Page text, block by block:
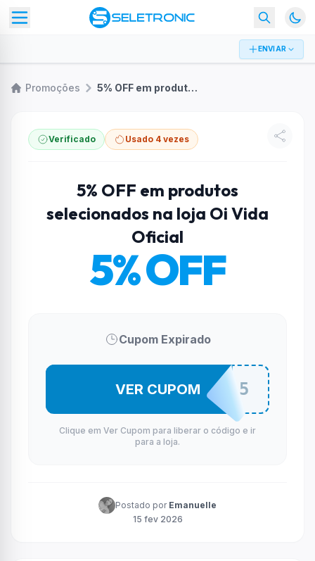
ENVIAR
Promoções 5% OFF em produtos selecionados na loja Oi Vida Oficial
Verificado Usado 4 vezes
5% OFF em produtos
selecionados na loja Oi Vida
Oficial
5% OFF
Cupom Expirado
OIVIFEV05
VER CUPOM
Clique em Ver Cupom para liberar o código e ir
para a loja.
Postado por Emanuelle
15 fev 2026